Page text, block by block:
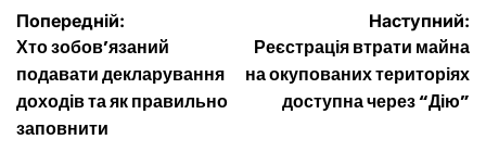
Навігація
записів
Попередній:
Хто зобов’язаний
подавати декларування
доходів та як правильно
заповнити
Наступний:
Реєстрація втрати майна
на окупованих територіях
доступна через “Дію”